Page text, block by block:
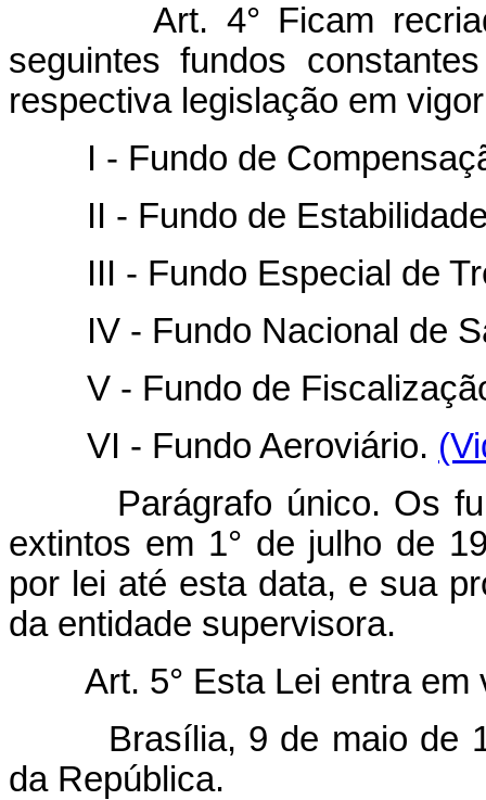
Art. 4° Ficam
seguintes fundos
respectiva legislação em
I - Fundo de
II - Fundo de Estabilidade
III - Fundo Especial de
IV - Fundo Nacional de
V - Fundo de Fiscalização
VI - Fundo Aeroviário.
Parágrafo único. Os
extintos em 1° de julho de
por lei até esta data, e sua
da entidade supervisora.
Art. 5° Esta Lei entra
Brasília, 9 de maio de
da República.